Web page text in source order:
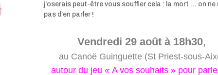
j’oserais peut-être vous souffler cela : la mort … on ne
pas d’en parler !
Vendredi 29 août à 18h30,
au Canoë Guinguette (St Priest-sous-
autour du jeu « A vos souhaits » pour